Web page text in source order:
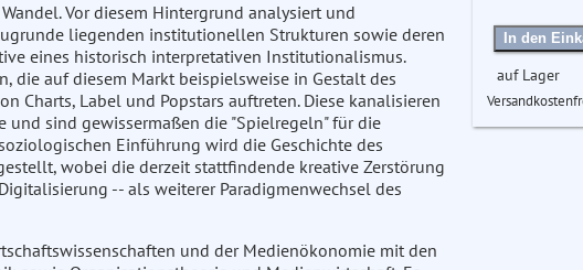
Vor diesem Hintergrund analysiert und
liegenden institutionellen Strukturen sowie deren
eines historisch interpretativen Institutionalismus.
die auf diesem Markt beispielsweise in Gestalt des
Charts, Label und Popstars auftreten. Diese kanalisieren
sind gewissermaßen die "Spielregeln" für die
Einführung wird die Geschichte des
wobei die derzeit stattfindende kreative Zerstörung
-- als weiterer Paradigmenwechsel des
und der Medienökonomie mit den
In den
auf Lager